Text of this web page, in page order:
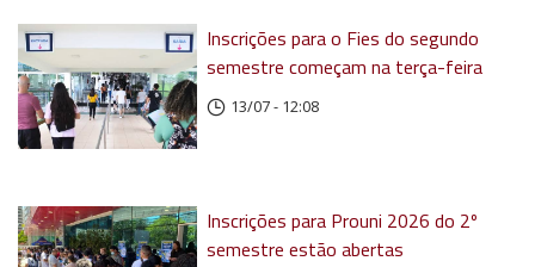
Inscrições para o Fies do segundo
semestre começam na terça-feira
13/07 - 12:08
Inscrições para Prouni 2026 do 2º
semestre estão abertas